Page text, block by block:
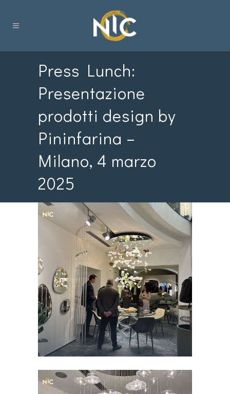
Press Lunch:
Presentazione
prodotti design by
Pininfarina –
Milano, 4 marzo
2025